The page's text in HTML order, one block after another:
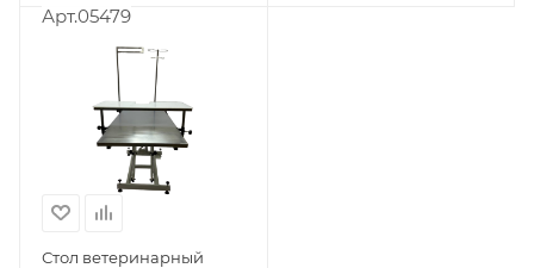
Арт.05479
Стол ветеринарный